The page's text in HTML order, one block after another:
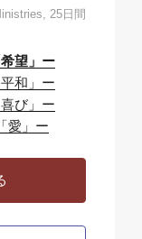
25日間
望」ー
和」ー
び」ー
愛」ー